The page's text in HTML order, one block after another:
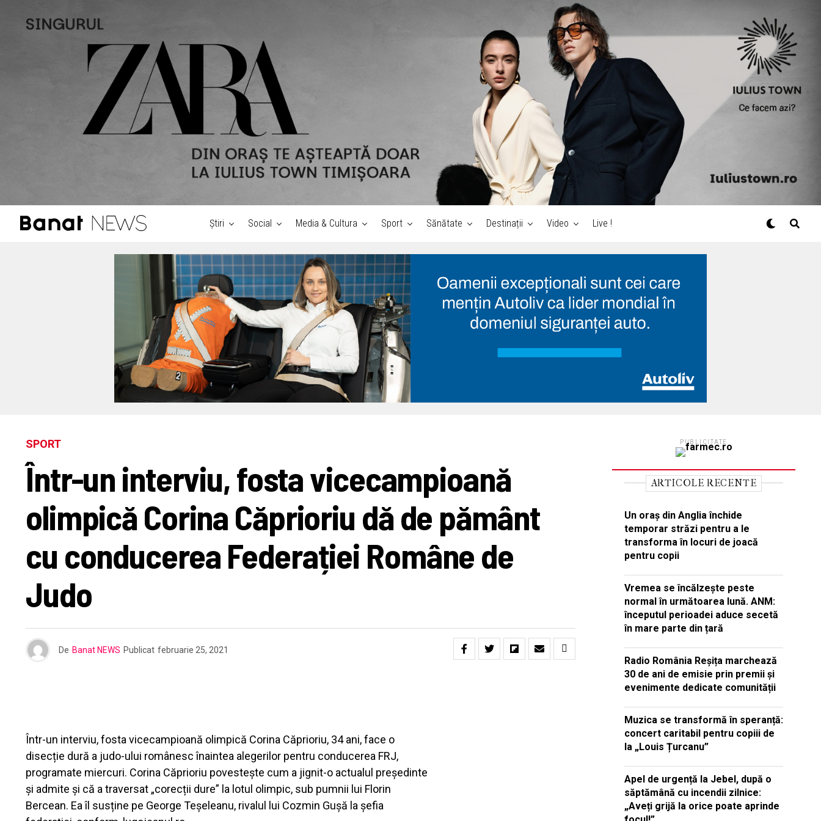
Știri Social Media & Cultura Sport Sănătate Destinații Video Live !
SPORT
Într-un interviu, fosta vicecampioană
olimpică Corina Căprioriu dă de pământ
cu conducerea Federației Române de
Judo
De Banat NEWS Publicat februarie 25, 2021
Într-un interviu, fosta vicecampioană olimpică Corina Căprioriu, 34 ani, face o
disecție dură a judo-ului românesc înaintea alegerilor pentru conducerea FRJ,
programate miercuri. Corina Căprioriu povestește cum a jignit-o actualul președinte
și admite și că a traversat „corecții dure” la lotul olimpic, sub pumnii lui Florin
Bercean. Ea îl susține pe George Teșeleanu, rivalul lui Cozmin Gușă la șefia
PUBLICITATE
ARTICOLE RECENTE
Un oraș din Anglia închide
temporar străzi pentru a le
transforma în locuri de joacă
pentru copii
Vremea se încălzește peste
normal în următoarea lună. ANM:
începutul perioadei aduce secetă
în mare parte din țară
Radio România Reșița marchează
30 de ani de emisie prin premii și
evenimente dedicate comunității
Muzica se transformă în speranță:
concert caritabil pentru copiii de
la „Louis Țurcanu”
Apel de urgență la Jebel, după o
săptămână cu incendii zilnice:
„Aveți grijă la orice poate aprinde